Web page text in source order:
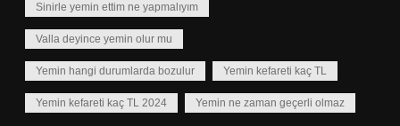
Sinirle yemin ettim ne yapmalıyım
Valla deyince yemin olur mu
Yemin hangi durumlarda bozulur Yemin kefareti kaç TL
Yemin kefareti kaç TL 2024 Yemin ne zaman geçerli olmaz